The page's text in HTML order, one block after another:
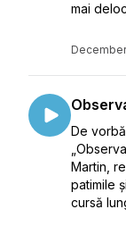
mai
De
Martin,
patimile
cursă